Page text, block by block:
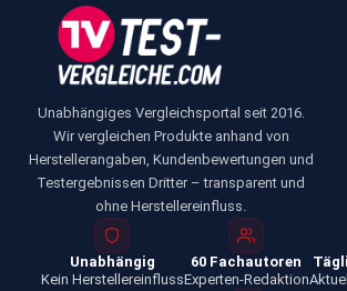
Unabhängiges Vergleichsportal seit 2016.
Wir vergleichen Produkte anhand von
Herstellerangaben, Kundenbewertungen und
Testergebnissen Dritter – transparent und
ohne Herstellereinfluss.
Unabhängig
Kein Herstellereinfluss
60 Fachautoren
Experten-Redaktion